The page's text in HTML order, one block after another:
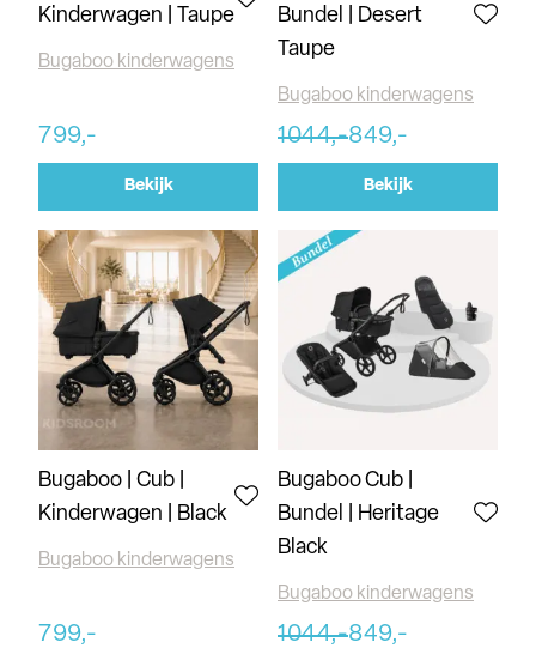
Kinderwagen | Taupe
Bugaboo kinderwagens
799,-
Bekijk
Bundel | Desert
Taupe
Bugaboo kinderwagens
1044,-849,-
Bekijk
Bugaboo | Cub |
Kinderwagen | Black
Bugaboo kinderwagens
799,-
Bugaboo Cub |
Bundel | Heritage
Black
Bugaboo kinderwagens
1044,-849,-